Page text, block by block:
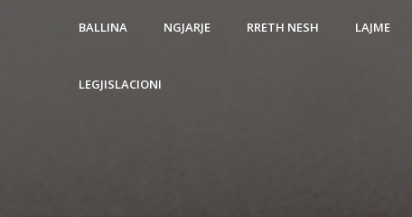
BALLINA NGJARJE RRETH NESH LAJME
LEGJISLACIONI